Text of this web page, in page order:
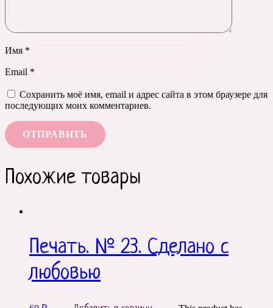
Имя *
Email *
Сохранить моё имя, email и адрес сайта в этом браузере для
последующих моих комментариев.
Похожие товары
Печать. № 23. Сделано с
любовью